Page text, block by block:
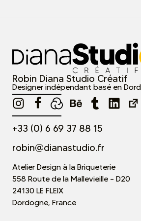
Robin Diana Studio Créatif
Designer indépendant basé en
+33 (0) 6 69 37 88 15
robin@dianastudio.fr
Atelier Design à la Briqueterie
558 Route de la Mallevieille – D20
24130 LE FLEIX
Dordogne, France